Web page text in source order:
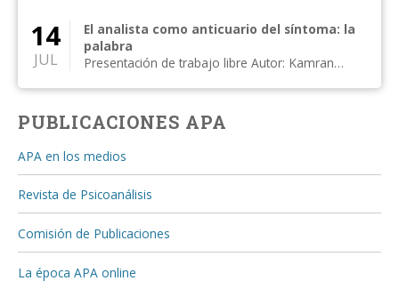
14
JUL
El analista como anticuario del síntoma: la
palabra
Presentación de trabajo libre Autor: Kamran
Kijak...
PUBLICACIONES APA
APA en los medios
Revista de Psicoanálisis
Comisión de Publicaciones
La época APA online